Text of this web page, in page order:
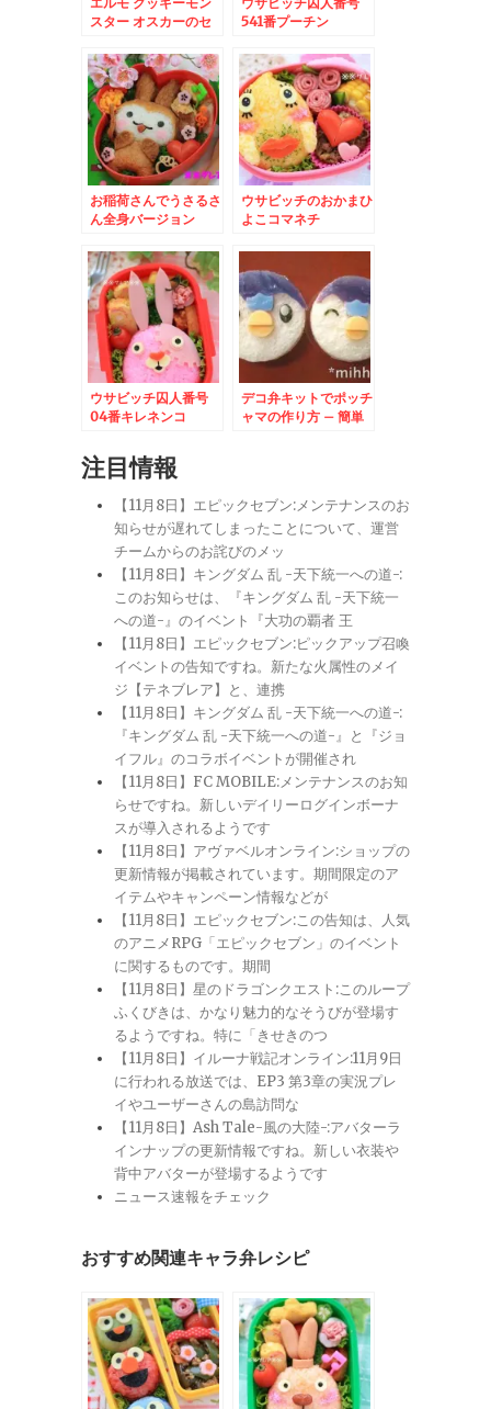
スター オスカーのセ
り
541番プーチン
お稲荷さんでうさるさ
ん全身バージョン
ウサビッチのおかまひ
よこコマネチ
ウサビッチ囚人番号
04番キレネンコ
デコ弁キットでポッチ
ャマの作り方 – 簡単
注目情報
【11月8日】エピックセブン:メンテナンスのお
知らせが遅れてしまったことについて、運営
チームからのお詫びのメッ
【11月8日】キングダム 乱 -天下統一への道-:
このお知らせは、『キングダム 乱 -天下統一
への道-』のイベント『大功の覇者 王
【11月8日】エピックセブン:ピックアップ召喚
イベントの告知ですね。新たな火属性のメイ
ジ【テネブレア】と、連携
【11月8日】キングダム 乱 -天下統一への道-:
『キングダム 乱 -天下統一への道-』と『ジョ
イフル』のコラボイベントが開催され
【11月8日】FC MOBILE:メンテナンスのお知
らせですね。新しいデイリーログインボーナ
スが導入されるようです
【11月8日】アヴァベルオンライン:ショップの
更新情報が掲載されています。期間限定のア
イテムやキャンペーン情報などが
【11月8日】エピックセブン:この告知は、人気
のアニメRPG「エピックセブン」のイベント
に関するものです。期間
【11月8日】星のドラゴンクエスト:このループ
ふくびきは、かなり魅力的なそうびが登場す
るようですね。特に「きせきのつ
【11月8日】イルーナ戦記オンライン:11月9日
に行われる放送では、EP3 第3章の実況プレ
イやユーザーさんの島訪問な
【11月8日】Ash Tale-風の大陸-:アバターラ
インナップの更新情報ですね。新しい衣装や
背中アバターが登場するようです
ニュース速報をチェック
おすすめ関連キャラ弁レシピ